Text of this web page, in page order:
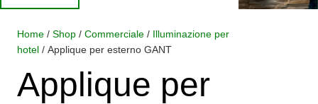
Home / Shop / Commerciale / Illuminazione per
hotel / Applique per esterno GANT
Applique per